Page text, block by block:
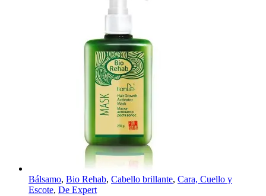
Bálsamo, Bio Rehab, Cabello brillante, Cara, Cuello y
Escote, De Expert